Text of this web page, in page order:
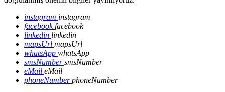
instagram instagram
facebookfacebook
linkedin linkedin
mapsUrl mapsUrl
whatsApp whatsApp
smsNumbersmsNumber
eMail eMail
phoneNumberphoneNumber